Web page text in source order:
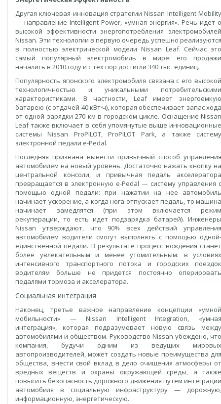
Другая ключевая инновация стратегии Nissan Intelligent Mobility
— направление Intelligent Power, «умная энергия». Речь идет о
высокой эффективности энергопотребления электромобилей
Nissan. Эти технологии в первую очередь успешно реализуются
в полностью электрической модели Nissan Leaf. Сейчас это
самый популярный электромобиль в мире: его продажи
начались в 2010 году и с тех пор достигли 340 тыс. единиц.
Популярность японского электромобиля связана с его высокой
технологичностью и уникальными потребительскими
характеристиками. В частности, Leaf имеет энергоемкую
батарею (с отдачей 40 кВт·ч), которая обеспечивает запас хода
от одной зарядки 270 км в городском цикле. Оснащение Nissan
Leaf также включает в себя упомянутые выше инновационные
системы Nissan ProPILOT, ProPILOT Park, а также систему
электронной педали e-Pedal.
Последняя призвана вывести привычный способ управления
автомобилем на новый уровень. Достаточно нажать кнопку на
центральной консоли, и привычная педаль акселератора
превращается в электронную e-Pedal — систему управления с
помощью одной педали: при нажатии на нее автомобиль
начинает ускорение, а когда нога отпускает педаль, то машина
начинает замедлятся (при этом включается режим
рекуперации, то есть идет подзарядка батарей). Инженеры
Nissan утверждают, что 90% всех действий управления
автомобилем водители смогут выполнять с помощью одной-
единственной педали. В результате процесс вождения станет
более увлекательным и менее утомительным: в условиях
интенсивного транспортного потока и городских поездок
водителям больше не придется постоянно оперировать
педалями тормоза и акселератора.
Социальная интеграция
Наконец, третье важное направление концепции «умной
мобильности» — Nissan Intelligent Integration, «умная
интеграция», которая подразумевает новую связь между
автомобилями и обществом. Руководство Nissan убеждено, что
компания, будучи одним из ведущих мировых
автопроизводителей, может создать новые преимущества для
общества, внести свой вклад в дело очищения атмосферы от
вредных веществ и охраны окружающей среды, а также
повысить безопасность дорожного движения путем интеграции
автомобиля в социальную инфраструктуру — дорожную,
информационную, энергетическую.